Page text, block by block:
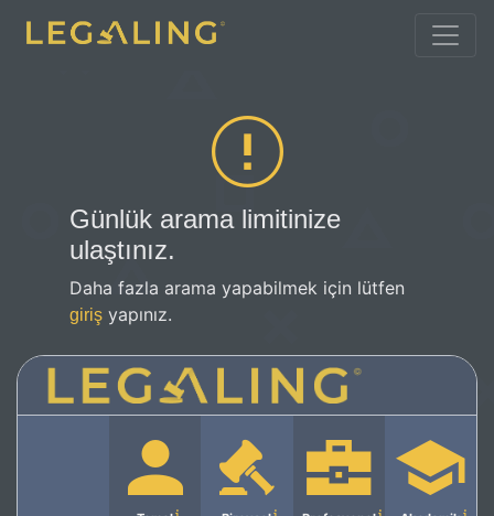
Günlük arama limitinize
ulaştınız.
Daha fazla arama yapabilmek için lütfen
giriş yapınız.